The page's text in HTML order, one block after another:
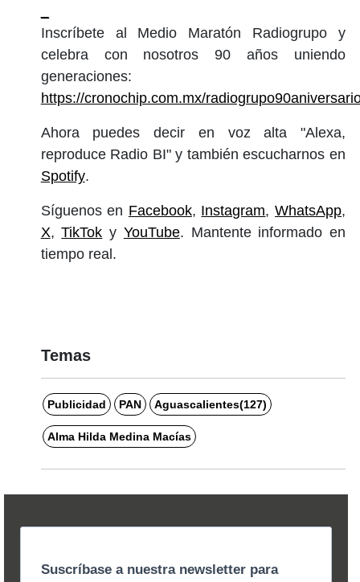
Inscríbete al Medio Maratón Radiogrupo y
celebra con nosotros 90 años uniendo
generaciones:
https://cronochip.com.mx/
Ahora puedes decir en voz alta "Alexa,
reproduce Radio BI" y también escucharnos en
Spotify.
Síguenos en Facebook, Instagram,WhatsApp,
X,TikTok y YouTube. Mantente informado en
tiempo real.
Temas
Publicidad PAN Aguascalientes(127)
Alma Hilda Medina Macías